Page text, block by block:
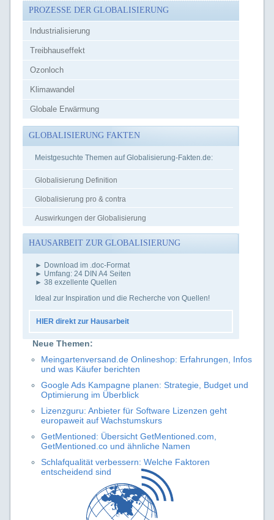
PROZESSE DER GLOBALISIERUNG
Industrialisierung
Treibhauseffekt
Ozonloch
Klimawandel
Globale Erwärmung
GLOBALISIERUNG FAKTEN
Meistgesuchte Themen auf Globalisierung-Fakten.de:
Globalisierung Definition
Globalisierung pro & contra
Auswirkungen der Globalisierung
HAUSARBEIT ZUR GLOBALISIERUNG
► Download im .doc-Format
► Umfang: 24 DIN A4 Seiten
► 38 exzellente Quellen
Ideal zur Inspiration und die Recherche von Quellen!
HIER direkt zur Hausarbeit
Neue Themen:
Meingartenversand.de Onlineshop: Erfahrungen, Infos
und was Käufer berichten
Google Ads Kampagne planen: Strategie, Budget und
Optimierung im Überblick
Lizenzguru: Anbieter für Software Lizenzen geht
europaweit auf Wachstumskurs
GetMentioned: Übersicht GetMentioned.com,
GetMentioned.co und ähnliche Namen
Schlafqualität verbessern: Welche Faktoren
entscheidend sind